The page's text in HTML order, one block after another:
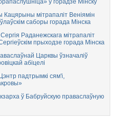
ў горадзе Мінску
Кацярыны мітрапаліт Веніямін
саборы горада Мінска
Раданежскага мітрапаліт
прыходзе горада Мінска
Царквы ўзначаліў
абіцелі
падтрымкі сям'і,
ў Бабруйскую праваслаўную